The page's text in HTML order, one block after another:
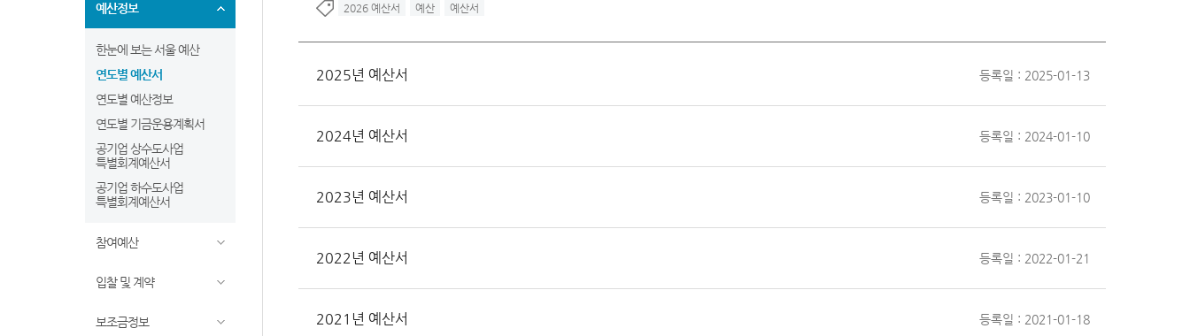
예산정보
한눈에 보는 서울 예산
연도별 예산서
연도별 예산정보
연도별 기금운용계획서
공기업 상수도사업
특별회계예산서
공기업 하수도사업
특별회계예산서
참여예산
입찰 및 계약
보조금정보
2026 예산서 예산 예산서
2025년 예산서 등록일 : 2025-01-13
2024년 예산서 등록일 : 2024-01-10
2023년 예산서 등록일 : 2023-01-10
2022년 예산서 등록일 : 2022-01-21
2021년 예산서 등록일 : 2021-01-18